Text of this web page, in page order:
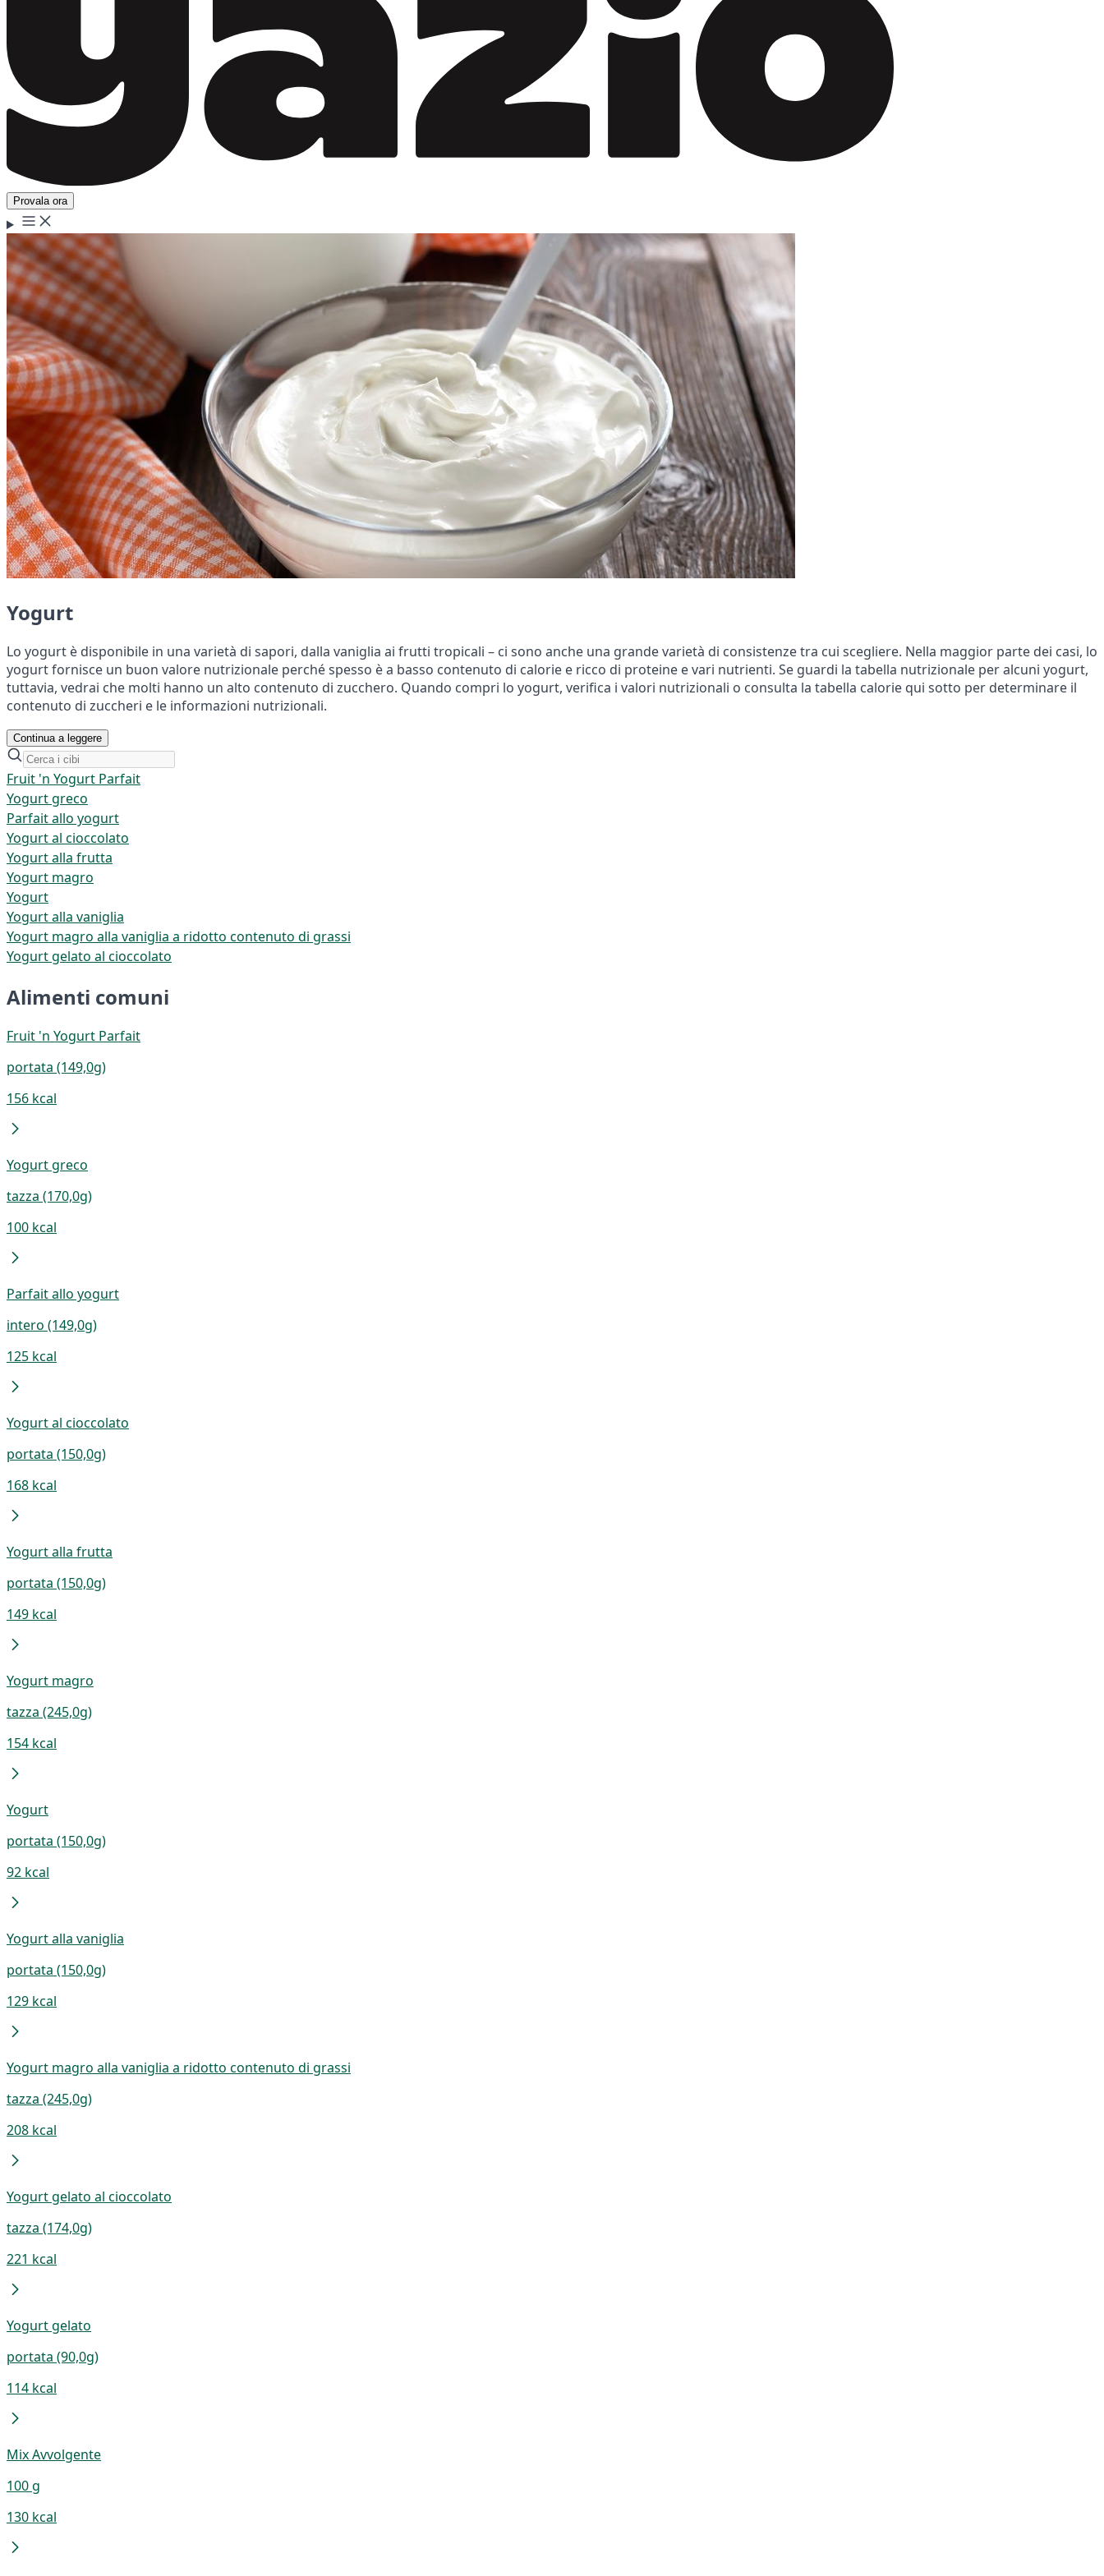
Provala ora
Yogurt
Lo yogurt è disponibile in una varietà di sapori, dalla vaniglia ai frutti tropicali – ci sono anche una grande varietà di consistenze tra cui scegliere. Nella maggior parte dei casi, lo
yogurt fornisce un buon valore nutrizionale perché spesso è a basso contenuto di calorie e ricco di proteine e vari nutrienti. Se guardi la tabella nutrizionale per alcuni yogurt,
tuttavia, vedrai che molti hanno un alto contenuto di zucchero. Quando compri lo yogurt, verifica i valori nutrizionali o consulta la tabella calorie qui sotto per determinare il
contenuto di zuccheri e le informazioni nutrizionali.
Continua a leggere
Fruit 'n Yogurt Parfait
Yogurt greco
Parfait allo yogurt
Yogurt al cioccolato
Yogurt alla frutta
Yogurt magro
Yogurt
Yogurt alla vaniglia
Yogurt magro alla vaniglia a ridotto contenuto di grassi
Yogurt gelato al cioccolato
Alimenti comuni
Fruit 'n Yogurt Parfait
portata (149,0g)
156 kcal
Yogurt greco
tazza (170,0g)
100 kcal
Parfait allo yogurt
intero (149,0g)
125 kcal
Yogurt al cioccolato
portata (150,0g)
168 kcal
Yogurt alla frutta
portata (150,0g)
149 kcal
Yogurt magro
tazza (245,0g)
154 kcal
Yogurt
portata (150,0g)
92 kcal
Yogurt alla vaniglia
portata (150,0g)
129 kcal
Yogurt magro alla vaniglia a ridotto contenuto di grassi
tazza (245,0g)
208 kcal
Yogurt gelato al cioccolato
tazza (174,0g)
221 kcal
Yogurt gelato
portata (90,0g)
114 kcal
Mix Avvolgente
100 g
130 kcal